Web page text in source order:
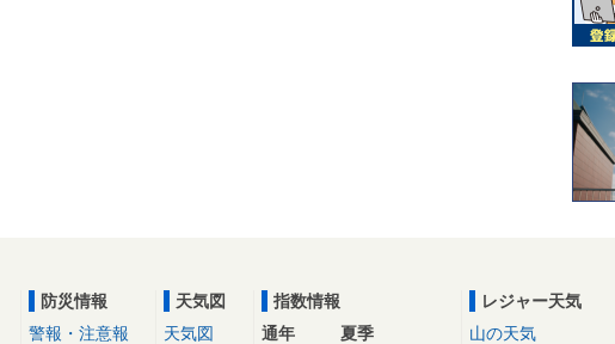
防災情報
警報・注意報
天気図
天気図
指数情報
通年
夏季
レジャー天気
山の天気